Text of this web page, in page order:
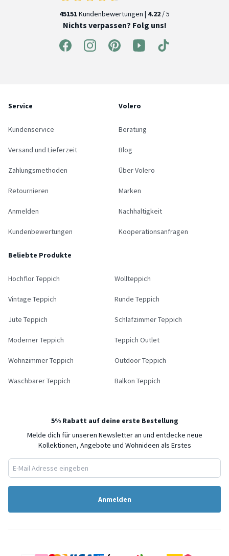
45151Kundenbewertungen | 4.22 / 5
Nichts verpassen? Folg uns!
Service
Kundenservice
Versand und Lieferzeit
Zahlungsmethoden
Retournieren
Anmelden
Kundenbewertungen
Volero
Beratung
Blog
Über Volero
Marken
Nachhaltigkeit
Kooperationsanfragen
Beliebte Produkte
Hochflor Teppich Wollteppich
Vintage Teppich Runde Teppich
Jute Teppich Schlafzimmer Teppich
Moderner Teppich Teppich Outlet
Wohnzimmer Teppich Outdoor Teppich
Waschbarer Teppich Balkon Teppich
5% Rabatt auf deine erste Bestellung
Melde dich für unseren Newsletter an und entdecke neue
Kollektionen, Angebote und Wohnideen als Erstes
Anmelden